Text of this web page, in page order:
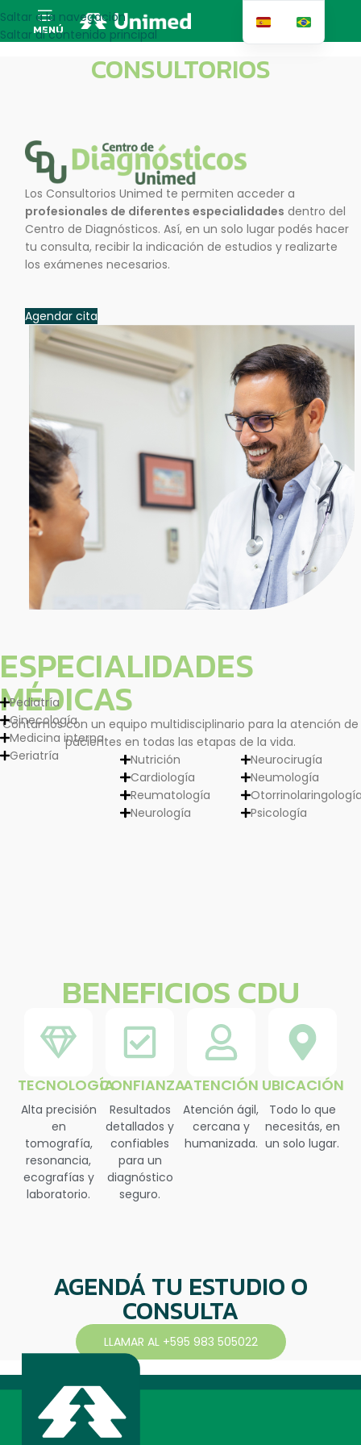
Saltar a la navegación
Saltar al contenido principal
MENÚ
CONSULTORIOS
Los Consultorios Unimed te permiten acceder a
profesionales de diferentes especialidades dentro del
Centro de Diagnósticos. Así, en un solo lugar podés hacer
tu consulta, recibir la indicación de estudios y realizarte
los exámenes necesarios.
Agendar cita
ESPECIALIDADES
MÉDICAS
Contamos con un equipo multidisciplinario para la atención de
pacientes en todas las etapas de la vida.
Pediatría
Ginecología
Medicina interna
Geriatría
Nutrición
Cardiología
Reumatología
Neurología
Neurocirugía
Neumología
Psicología
BENEFICIOS CDU
TECNOLOGÍA
Alta precisión
en
tomografía,
resonancia,
ecografías y
laboratorio.
CONFIANZA
Resultados
detallados y
confiables
para un
diagnóstico
seguro.
ATENCIÓN
Atención ágil,
cercana y
humanizada.
UBICACIÓN
Todo lo que
necesitás, en
un solo lugar.
AGENDÁ TU ESTUDIO O
CONSULTA
LLAMAR AL +595 983 505022